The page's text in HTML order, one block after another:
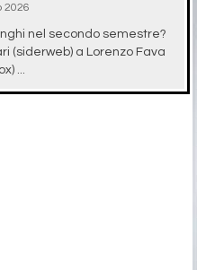
2026
nel secondo semestre?
(siderweb) a Lorenzo Fava
...